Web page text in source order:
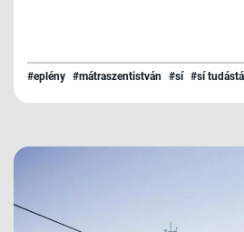
#eplény #mátraszentistván #sí #sí